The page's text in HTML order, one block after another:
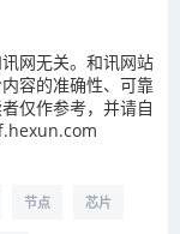
网无关。和讯网站
容的准确性、可靠
仅作参考，并请自
节点 芯片